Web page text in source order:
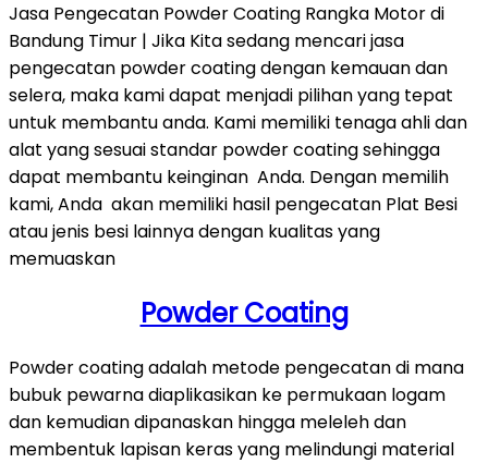
Jasa Pengecatan Powder Coating Rangka Motor di
Bandung Timur | Jika Kita sedang mencari jasa
pengecatan powder coating dengan kemauan dan
selera, maka kami dapat menjadi pilihan yang tepat
untuk membantu anda. Kami memiliki tenaga ahli dan
alat yang sesuai standar powder coating sehingga
dapat membantu keinginan Anda. Dengan memilih
kami, Anda akan memiliki hasil pengecatan Plat Besi
atau jenis besi lainnya dengan kualitas yang
memuaskan
Powder Coating
Powder coating adalah metode pengecatan di mana
bubuk pewarna diaplikasikan ke permukaan logam
dan kemudian dipanaskan hingga meleleh dan
membentuk lapisan keras yang melindungi material